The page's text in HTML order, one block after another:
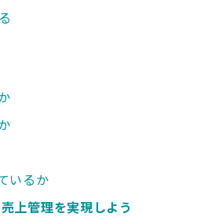
いるか
上管理を実現しよう